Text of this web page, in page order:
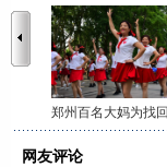
郑州百名大妈为找
网友评论